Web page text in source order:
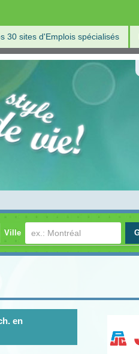
30 sites d'Emplois spécialisés
Ville
en